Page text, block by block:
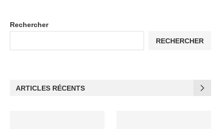
Rechercher
RECHERCHER
ARTICLES RÉCENTS